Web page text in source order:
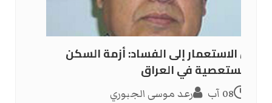
من الاستعمار إلى الفساد: أزمة السكن
المستعصية في العراق
08 آب رعد موسى الجبوري